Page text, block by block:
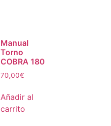
Manual
Torno
COBRA 180
70,00€
Añadir al
carrito